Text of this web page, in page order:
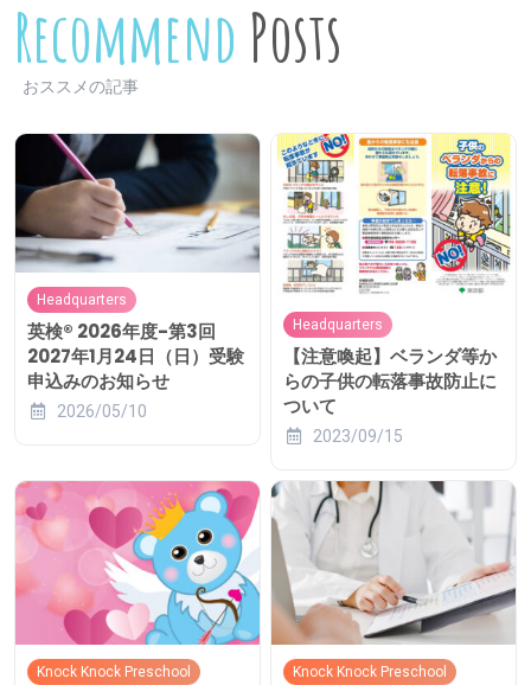
Recommend Posts
おススメの記事
Headquarters
英検® 2026年度-第3回
2027年1月24日（日）受験
申込みのお知らせ
2026/05/10
Headquarters
【注意喚起】ベランダ等か
らの子供の転落事故防止に
ついて
2023/09/15
Knock Knock Preschool Knock Knock Preschool